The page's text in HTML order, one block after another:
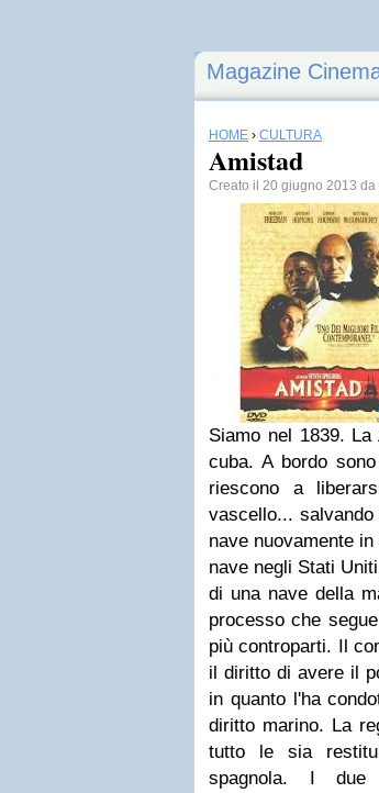
Magazine
HOME › CULTURA
Amistad
Creato il 20 giugno 2013 da
Siamo nel 1839.
cuba. A bordo
riescono a
vascello...
nave nuovamente in
nave negli Stati
di una nave della
processo che
più controparti. Il
il diritto di avere il
in quanto l'ha
diritto marino. La
tutto le sia
spagnola. I due